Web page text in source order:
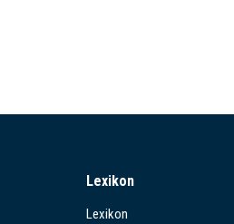
Lexikon
Lexikon